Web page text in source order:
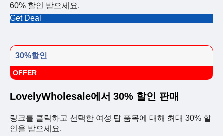
60% 할인 받으세요.
Get Deal
30%할인
OFFER
LovelyWholesale에서 30% 할인 판매
링크를 클릭하고 선택한 여성 탑 품목에 대해 최대 30% 할
인을 받으세요.